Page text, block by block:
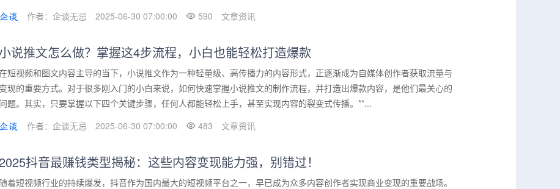
作者：企谈无忌
2025-06-30 07:00:00 590 文章资讯
小说推文怎么做？掌握这4步流程，小白也能轻松打造爆款
短视频和图文内容主导的当下，小说推文作为一种轻量级、高传播力的内容形式，正逐渐成为自媒体创作者获取流量与
变现的重要方式。对于很多刚入门的小白来说，如何快速掌握小说推文的制作流程，并打造出爆款内容，是他们最关心的
问题。其实，只要掌握以下四个关键步骤，任何人都能轻松上手，甚至实现内容的裂变式传播。**...
作者：企谈无忌
2025-06-30 07:00:00 483 文章资讯
抖音最赚钱类型揭秘：这些内容变现能力强，别错过！
随着短视频行业的持续爆发，抖音作为国内最大的短视频平台之一，早已成为众多内容创作者实现商业变现的重要战场。